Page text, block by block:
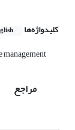
کلیدواژه‌ها
مراجع